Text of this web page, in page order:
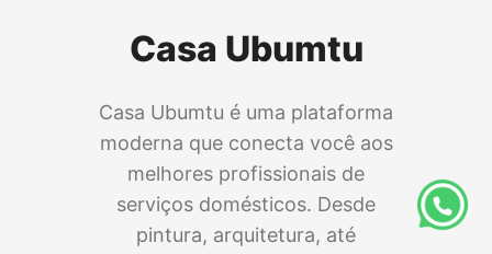
Casa Ubumtu
Casa Ubumtu é uma plataforma
moderna que conecta você aos
melhores profissionais de
serviços domésticos. Desde
pintura, arquitetura, até